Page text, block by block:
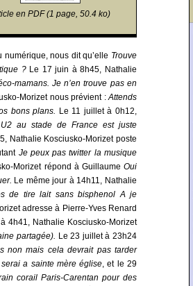
en PDF (1 page, 50.4 ko)
nous dit qu’elle Trouve
? Le 17 juin à 8h45, Nathalie
mamans. Je n’en trouve pas en
Morizet nous prévient :Attends
bons plans. Le 11 juillet à 0h12,
au stade de France est juste
Nathalie Kosciusko-Morizet poste
Je peux pas twitter la musique
Morizet répond à GuillaumeOui
Le même jour à 14h11, Nathalie
de tire lait sans bisphenol A je
adresse à Pierre-Yves Renard
4h41, Nathalie Kosciusko-Morizet
partagée). Le 23 juillet à 23h24
non mais cela devrait pas tarder
a sainte mère église, et le 29
corail Paris-Carentan pour des